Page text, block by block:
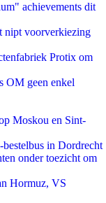
achievements dit
nipt voorverkiezing
Protix om
OM geen enkel
Moskou en Sint-
in Dordrecht
onder toezicht om
Hormuz, VS